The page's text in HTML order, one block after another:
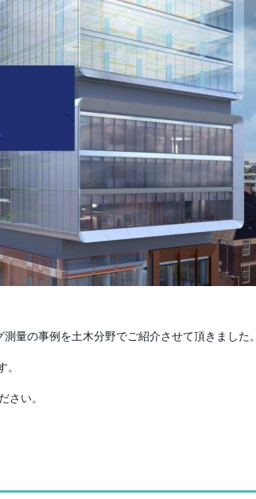
量の事例を土木分野でご紹介させて頂きました。
。
さい。